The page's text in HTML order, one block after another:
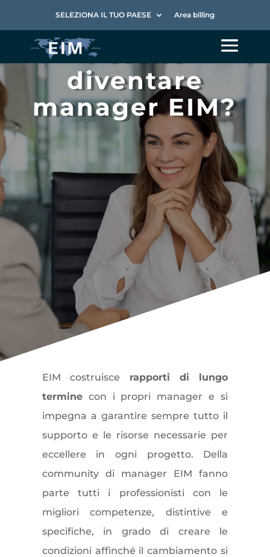
SELEZIONA IL TUO PAESE Area billing
Perché
diventare
manager EIM?
EIM costruisce rapporti di lungo
terminecon i propri manager e si
impegna a garantire sempre tutto il
supporto e le risorse necessarie per
eccellere in ogni progetto. Della
community di manager EIM fanno
parte tutti i professionisti con le
migliori competenze, distintive e
specifiche, in grado di creare le
condizioni affinché il cambiamento si